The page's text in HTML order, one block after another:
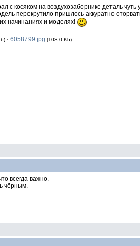
с косяком на воздухозаборнике деталь
перекрутило пришлось аккуратно
начинаниях и моделях!
· 6058799.jpg (103.0 Kb)
всегда важно.
чёрным.